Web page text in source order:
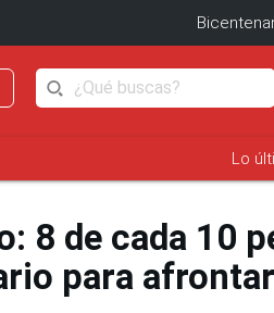
Lo
8 de cada 10
para